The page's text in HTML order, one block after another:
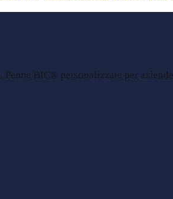
BIC® personalizzate per